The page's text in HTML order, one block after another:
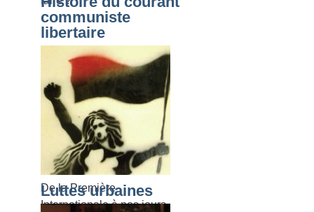
communiste
libertaire
De la Première
Internationale à nos jours.
Luttes urbaines